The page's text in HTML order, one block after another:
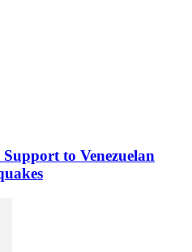
to Venezuelan